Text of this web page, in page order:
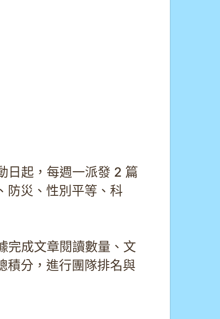
日起，每週一派發 2 篇
防災、性別平等、科
完成文章閱讀數量、文
積分，進行團隊排名與